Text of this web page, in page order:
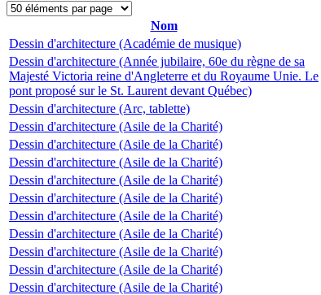
Nom
Dessin d'architecture (Académie de musique)
Dessin d'architecture (Année jubilaire, 60e du règne de sa
Majesté Victoria reine d'Angleterre et du Royaume Unie. Le
pont proposé sur le St. Laurent devant Québec)
Dessin d'architecture (Arc, tablette)
Dessin d'architecture (Asile de la Charité)
Dessin d'architecture (Asile de la Charité)
Dessin d'architecture (Asile de la Charité)
Dessin d'architecture (Asile de la Charité)
Dessin d'architecture (Asile de la Charité)
Dessin d'architecture (Asile de la Charité)
Dessin d'architecture (Asile de la Charité)
Dessin d'architecture (Asile de la Charité)
Dessin d'architecture (Asile de la Charité)
Dessin d'architecture (Asile de la Charité)